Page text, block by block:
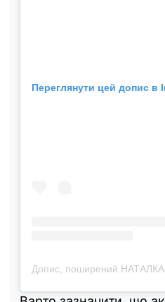
Переглянути цей допис в